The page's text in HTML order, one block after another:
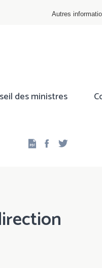
Autres
des ministres
Facebook